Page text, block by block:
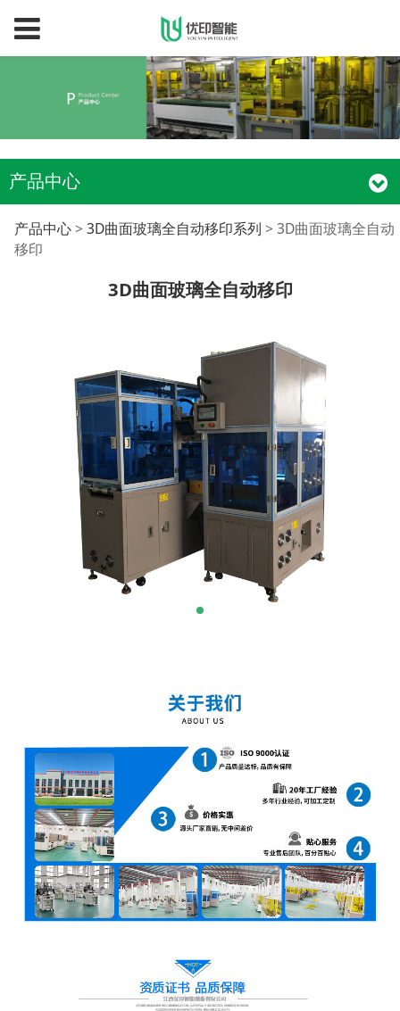
产品中心
3D曲面玻璃全自动移印
产品中心> 3D曲面玻璃全自动移印系列 > 3D曲面玻璃全自动
移印
3D曲面玻璃全自动移印